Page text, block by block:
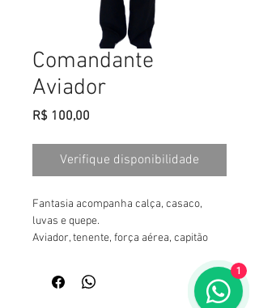
Comandante
Aviador
R$ 100,00
Verifique disponibilidade
Fantasia acompanha calça, casaco,
luvas e quepe.
Aviador, tenente, força aérea, capitão
1